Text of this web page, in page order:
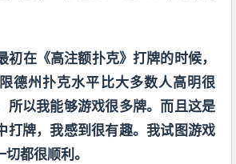
初在《高注额扑克》打牌的时候，
德州扑克水平比大多数人高明很
所以我能够游戏很多牌。而且这是
打牌，我感到很有趣。我试图游戏
都很顺利。